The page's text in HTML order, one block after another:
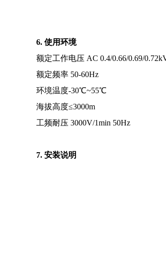
6. 使用环境
额定工作电压 AC 0.4/0.66/0.69/
额定频率 50-60Hz
环境温度-30℃~55℃
海拔高度≤3000m
工频耐压 3000V/1min 50Hz
7. 安装说明